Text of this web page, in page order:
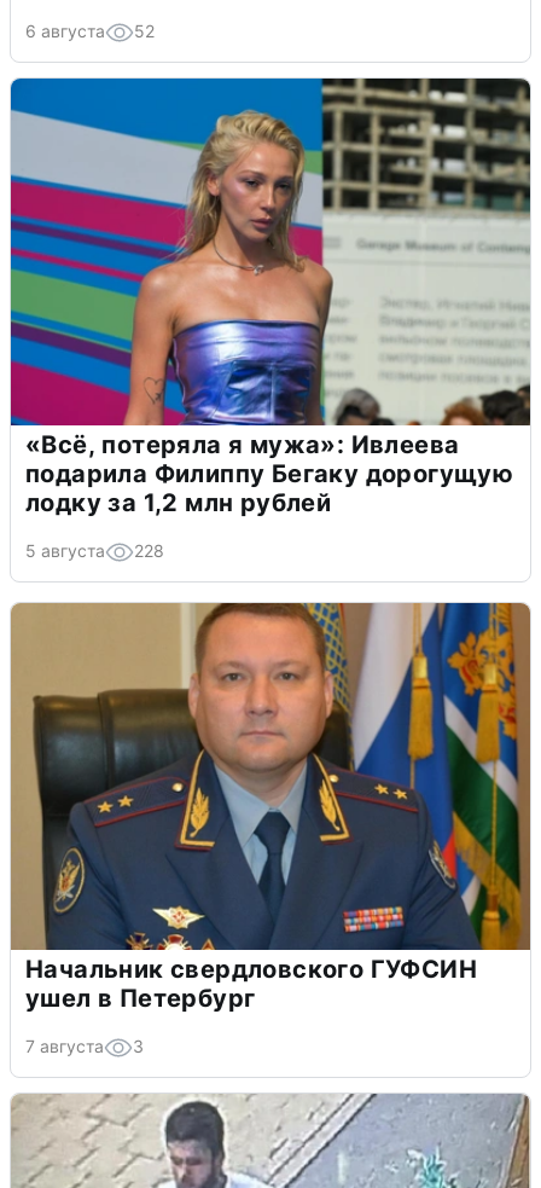
6 августа 52
«Всё, потеряла я мужа»: Ивлеева
подарила Филиппу Бегаку дорогущую
лодку за 1,2 млн рублей
5 августа 228
Начальник свердловского ГУФСИН
ушел в Петербург
7 августа 3